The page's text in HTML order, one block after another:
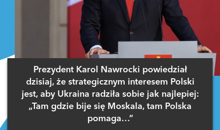
Prezydent Karol Nawrocki powiedział
dzisiaj, że strategicznym interesem Polski
jest, aby Ukraina radziła sobie jak najlepiej:
„Tam gdzie bije się Moskala, tam Polska
pomaga…”